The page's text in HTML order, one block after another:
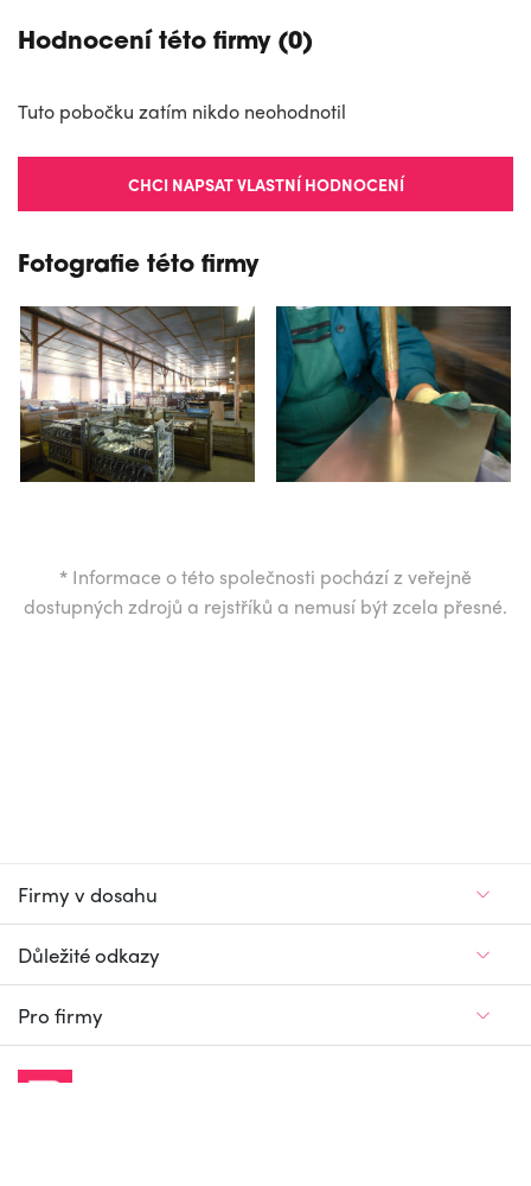
Hodnocení této firmy (0)
Tuto pobočku zatím nikdo neohodnotil
CHCI NAPSAT VLASTNÍ HODNOCENÍ
Fotografie této firmy
* Informace o této společnosti pochází z veřejně
dostupných zdrojů a rejstříků a nemusí být zcela přesné.
Firmy v dosahu
Důležité odkazy
Pro firmy